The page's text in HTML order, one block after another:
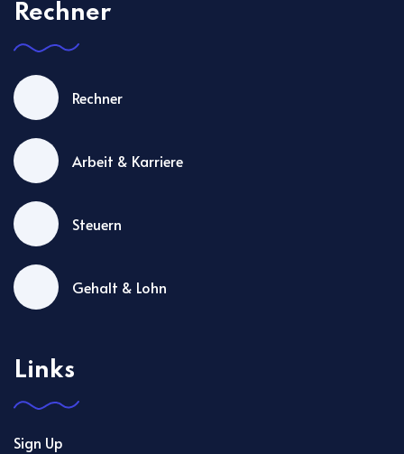
Rechner
Rechner
Arbeit & Karriere
Steuern
Gehalt & Lohn
Links
Sign Up